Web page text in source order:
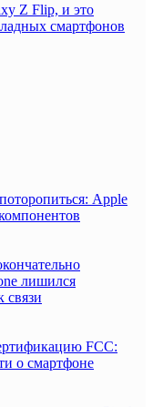
Z Flip, и это
смартфонов
Apple
лишился
связи
FCC:
о смартфоне